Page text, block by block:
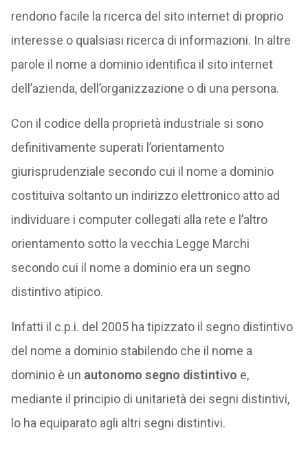
rendono facile la ricerca del sito internet di proprio
interesse o qualsiasi ricerca di informazioni. In altre
parole il nome a dominio identifica il sito internet
dell’azienda, dell’organizzazione o di una persona.
Con il codice della proprietà industriale si sono
definitivamente superati l’orientamento
giurisprudenziale secondo cui il nome a dominio
costituiva soltanto un indirizzo elettronico atto ad
individuare i computer collegati alla rete e l’altro
orientamento sotto la vecchia Legge Marchi
secondo cui il nome a dominio era un segno
distintivo atipico.
Infatti il c.p.i. del 2005 ha tipizzato il segno distintivo
del nome a dominio stabilendo che il nome a
dominio è un autonomo segno distintivo e,
mediante il principio di unitarietà dei segni distintivi,
lo ha equiparato agli altri segni distintivi.